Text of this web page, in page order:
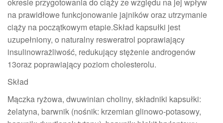
na prawidłowe funkcjonowanie jajników oraz utrzymanie
ciąży na początkowym etapie.Skład kapsułki jest
uzupełniony, o naturalny resweratrol poprawiający
insulinowrażliwość, redukujący stężenie androgenów
13oraz poprawiający poziom cholesterolu.
Skład
Mączka ryżowa, dwuwinian choliny, składniki kapsułki:
żelatyna, barwnik (nośnik: krzemian glinowo-potasowy,